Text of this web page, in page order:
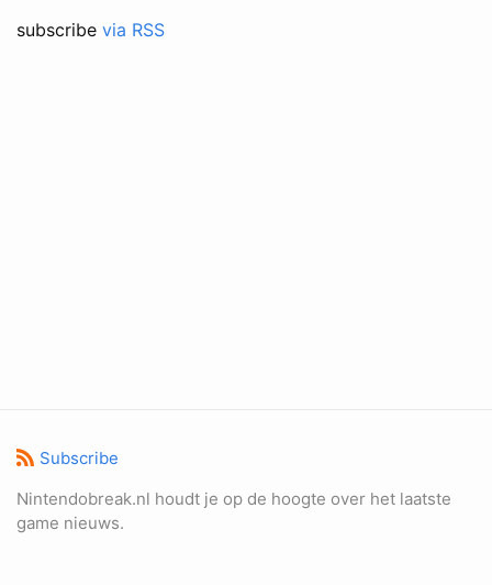
subscribe via RSS
Subscribe
Nintendobreak.nl houdt je op de hoogte over het laatste
game nieuws.